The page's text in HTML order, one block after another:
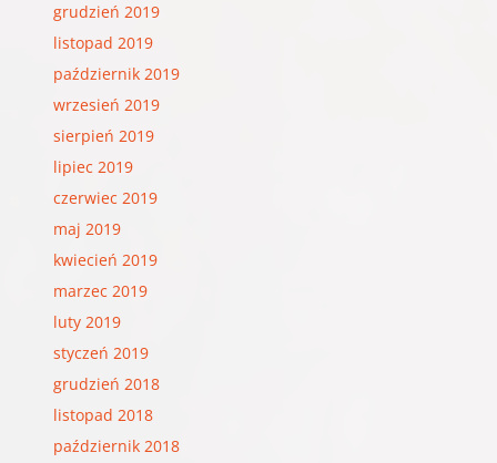
grudzień 2019
listopad 2019
październik 2019
wrzesień 2019
sierpień 2019
lipiec 2019
czerwiec 2019
maj 2019
kwiecień 2019
marzec 2019
luty 2019
styczeń 2019
grudzień 2018
listopad 2018
październik 2018